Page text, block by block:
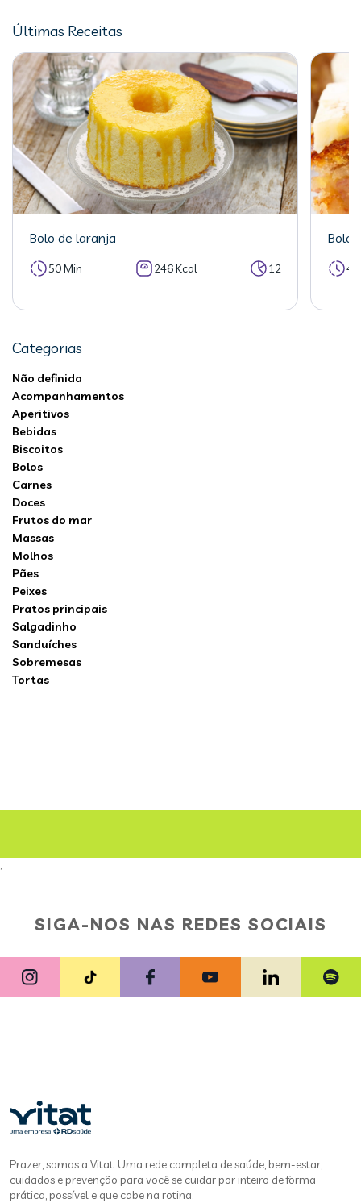
Últimas Receitas
Bolo de laranja
50 Min 246 Kcal 12
Bolo
Categorias
Não definida
Acompanhamentos
Aperitivos
Bebidas
Biscoitos
Bolos
Carnes
Doces
Frutos do mar
Massas
Molhos
Pães
Peixes
Pratos principais
Salgadinho
Sanduíches
Sobremesas
Tortas
;
SIGA-NOS NAS REDES SOCIAIS
Prazer, somos a Vitat. Uma rede completa de saúde, bem-estar,
cuidados e prevenção para você se cuidar por inteiro de forma
prática, possível e que cabe na rotina.